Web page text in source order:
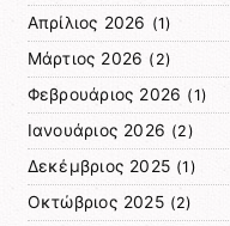
Απρίλιος 2026 (1)
Μάρτιος 2026 (2)
Φεβρουάριος 2026 (1)
Ιανουάριος 2026 (2)
Δεκέμβριος 2025 (1)
Οκτώβριος 2025(2)